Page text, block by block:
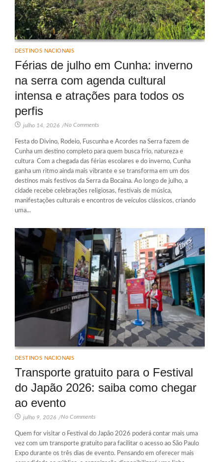
DESTINOS NACIONAIS
Férias de julho em Cunha: inverno
na serra com agenda cultural
intensa e atrações para todos os
perfis
julho 14, 2026 /No Comments
Festa do Divino, Rodeio, Fuscunha e Acordes na Serra fazem de
Cunha um destino completo para quem busca frio, natureza e
cultura Com a chegada das férias escolares e do inverno, Cunha
ganha um ritmo ainda mais vibrante e se transforma em um dos
destinos mais festivos da Serra da Bocaina. Ao longo de julho, a
cidade recebe celebrações religiosas, festivais de música,
manifestações culturais e encontros de veículos clássicos, criando
uma...
DESTINOS NACIONAIS
Transporte gratuito para o Festival
do Japão 2026: saiba como chegar
ao evento
julho 9, 2026 /No Comments
Quem for visitar o Festival do Japão 2026 poderá contar mais uma
vez com um transporte gratuito para facilitar o acesso ao São Paulo
Expo durante os três dias de evento. Pensando em oferecer mais